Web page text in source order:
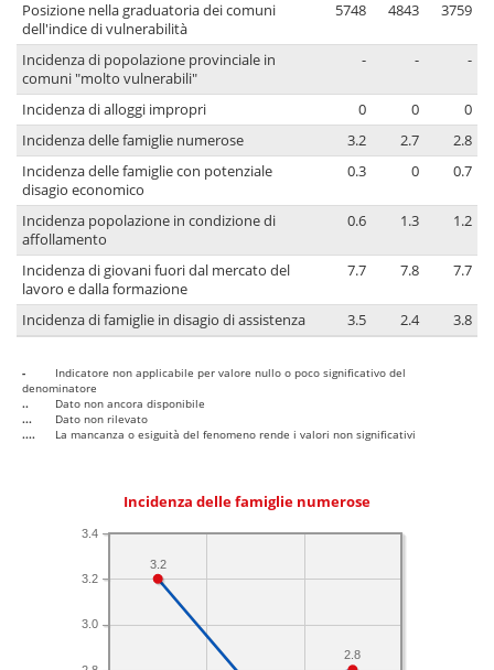
Posizione nella graduatoria dei comuni
dell'indice di vulnerabilità
5748 4843 3759
Incidenza di popolazione provinciale in
comuni "molto vulnerabili"
- - -
Incidenza di alloggi impropri 0 0
0
Incidenza delle famiglie numerose
3.2 2.7
2.8
Incidenza delle famiglie con potenziale
disagio economico
0.3 0 0.7
Incidenza popolazione in condizione di
affollamento
0.6 1.3 1.2
Incidenza di giovani fuori dal mercato del
lavoro e dalla formazione
7.7 7.8 7.7
Incidenza di famiglie in disagio di assistenza 3.5 2.4 3.8
-
Indicatore non applicabile per valore nullo o poco significativo del
denominatore
..
Dato non ancora disponibile
...
Dato non rilevato
....
La mancanza o esiguità del fenomeno rende i valori non significativi
Incidenza delle famiglie numerose
3.0
3.2
3.4
2.8
3.2